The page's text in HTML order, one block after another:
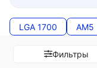
LGA 1700 AM5
Фильтры